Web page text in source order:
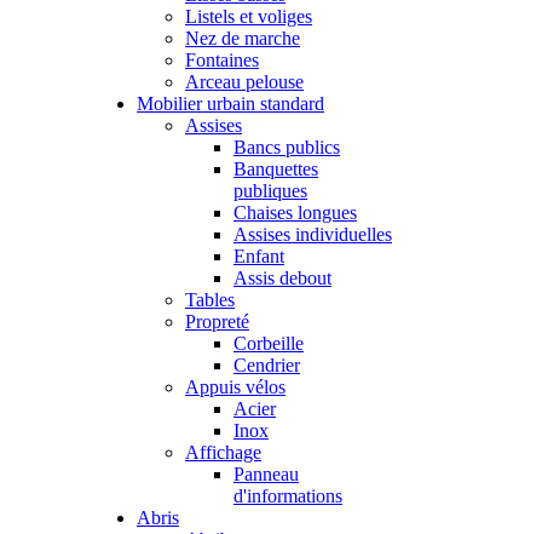
Listels et voliges
Nez de marche
Fontaines
Arceau pelouse
Mobilier urbain standard
Assises
Bancs publics
Banquettes
publiques
Chaises longues
Assises individuelles
Enfant
Assis debout
Tables
Propreté
Corbeille
Cendrier
Appuis vélos
Acier
Inox
Affichage
Panneau
d'informations
Abris